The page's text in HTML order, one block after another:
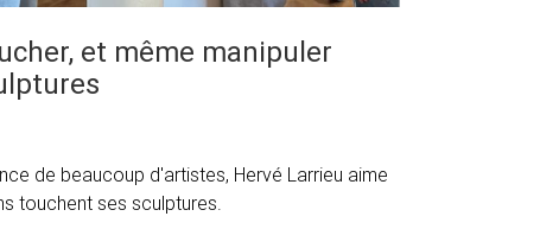
et même manipuler
de beaucoup d'artistes, Hervé Larrieu aime
touchent ses sculptures.